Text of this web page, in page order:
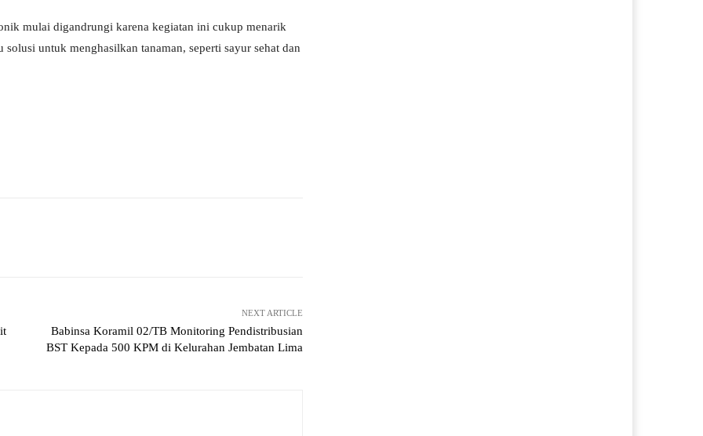
mulai digandrungi karena kegiatan ini cukup menarik
untuk menghasilkan tanaman, seperti sayur sehat dan
NEXT ARTICLE
Babinsa Koramil 02/TB Monitoring Pendistribusian
BST Kepada 500 KPM di Kelurahan Jembatan Lima